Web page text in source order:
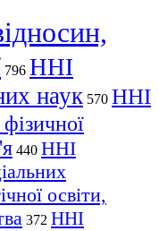
796 ННІ
наук 570 ННІ
440 ННІ
освіти,
372 ННІ